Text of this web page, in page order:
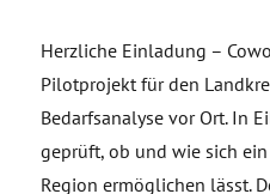
Herzliche Einladung –
Pilotprojekt für den
Bedarfsanalyse vor Ort. In
geprüft, ob und wie sich
Region ermöglichen lässt.